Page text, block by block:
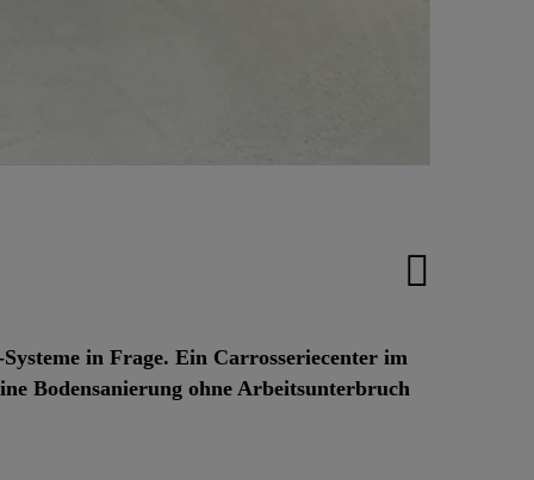
in Frage. Ein Carrosseriecenter im
Bodensanierung ohne Arbeitsunterbruch